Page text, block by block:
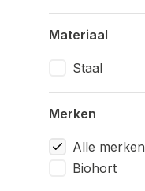
Materiaal
Staal
Merken
Alle merken
Biohort